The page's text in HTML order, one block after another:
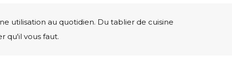
utilisation au quotidien. Du tablier de cuisine
qu'il vous faut.